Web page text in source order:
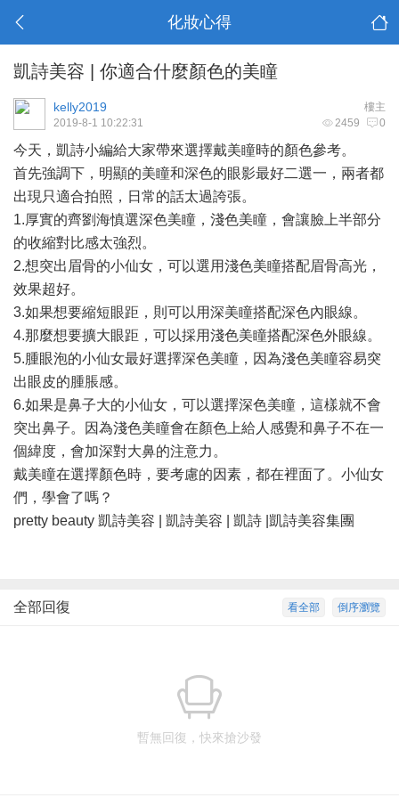
化妝心得
凱詩美容 | 你適合什麼顏色的美瞳
樓主
kelly2019
2459 0
2019-8-1 10:22:31
今天，凱詩小編給大家帶來選擇戴美瞳時的顏色參考。
首先強調下，明顯的美瞳和深色的眼影最好二選一，兩者都
出現只適合拍照，日常的話太過誇張。
1.厚實的齊劉海慎選深色美瞳，淺色美瞳，會讓臉上半部分
的收縮對比感太強烈。
2.想突出眉骨的小仙女，可以選用淺色美瞳搭配眉骨高光，
效果超好。
3.如果想要縮短眼距，則可以用深美瞳搭配深色內眼線。
4.那麼想要擴大眼距，可以採用淺色美瞳搭配深色外眼線。
5.腫眼泡的小仙女最好選擇深色美瞳，因為淺色美瞳容易突
出眼皮的腫脹感。
6.如果是鼻子大的小仙女，可以選擇深色美瞳，這樣就不會
突出鼻子。因為淺色美瞳會在顏色上給人感覺和鼻子不在一
個緯度，會加深對大鼻的注意力。
戴美瞳在選擇顏色時，要考慮的因素，都在裡面了。小仙女
們，學會了嗎？
pretty beauty 凱詩美容 | 凱詩美容 | 凱詩 |凱詩美容集團
倒序瀏覽
看全部
全部回復
暫無回復，快來搶沙發